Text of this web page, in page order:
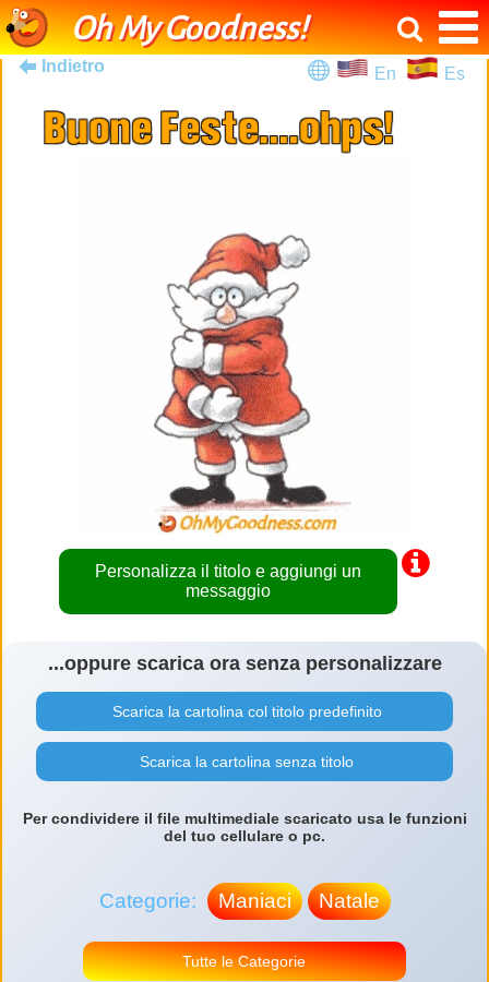
Oh My Goodness!
Indietro En Es
Personalizza il titolo e aggiungi un
messaggio
...oppure scarica ora senza personalizzare
Scarica la cartolina col titolo predefinito
Scarica la cartolina senza titolo
Per condividere il file multimediale scaricato usa le funzioni
del tuo cellulare o pc.
Categorie: Maniaci Natale
Tutte le Categorie